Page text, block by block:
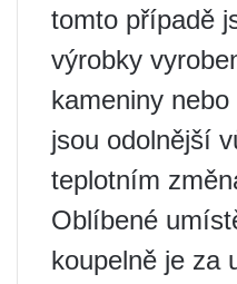
tomto případě
výrobky
kameniny
jsou odolnější
teplotním
Oblíbené
koupelně je za